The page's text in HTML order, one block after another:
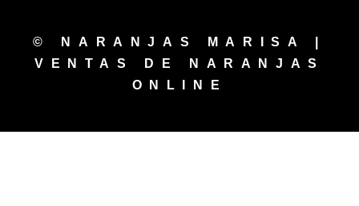
© NARANJAS MARISA |
VENTAS DE NARANJAS
ONLINE